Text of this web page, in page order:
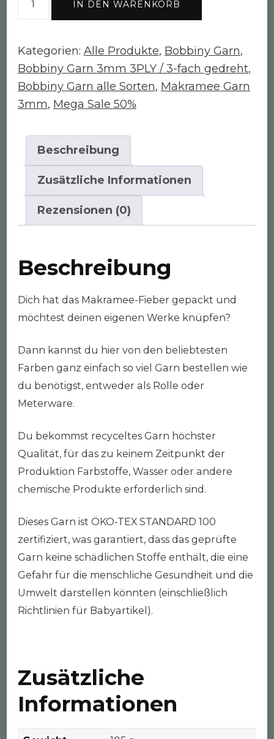
grey"
100m
Rolle
(3mm
fach
gedreht)
Menge
IN DEN WARENKORB
Kategorien: Alle Produkte, Bobbiny Garn,
Bobbiny Garn 3mm 3PLY / 3-fach gedreht,
Bobbiny Garn alle Sorten, Makramee Garn
3mm, Mega Sale 50%
Beschreibung
Zusätzliche Informationen
Rezensionen (0)
Beschreibung
Dich hat das Makramee-Fieber gepackt und
möchtest deinen eigenen Werke knüpfen?
Dann kannst du hier von den beliebtesten
Farben ganz einfach so viel Garn bestellen wie
du benötigst, entweder als Rolle oder
Meterware.
Du bekommst recyceltes Garn höchster
Qualität, für das zu keinem Zeitpunkt der
Produktion Farbstoffe, Wasser oder andere
chemische Produkte erforderlich sind.
Dieses Garn ist ÖKO-TEX STANDARD 100
zertifiziert, was garantiert, dass das geprüfte
Garn keine schädlichen Stoffe enthält, die eine
Gefahr für die menschliche Gesundheit und die
Umwelt darstellen könnten (einschließlich
Richtlinien für Babyartikel).
Zusätzliche
Informationen